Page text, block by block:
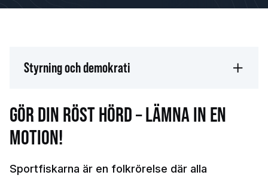
Styrning och demokrati
GÖR DIN RÖST HÖRD – LÄMNA IN EN
MOTION!
Sportfiskarna är en folkrörelse där alla